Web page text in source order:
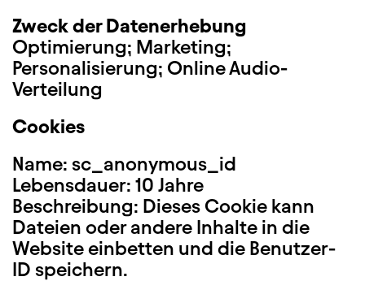
Zweck der Datenerhebung
Optimierung; Marketing;
Personalisierung; Online Audio-
Verteilung
Cookies
Name: sc_anonymous_id
Lebensdauer: 10 Jahre
Beschreibung: Dieses Cookie kann
Dateien oder andere Inhalte in die
Website einbetten und die Benutzer-
ID speichern.